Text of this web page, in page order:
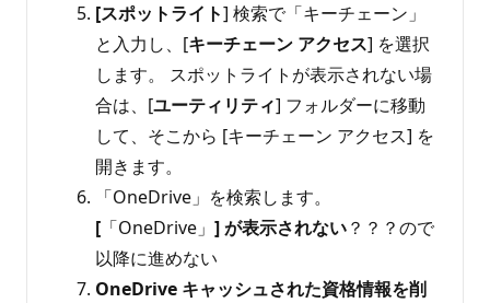
[スポットライト] 検索で「キーチェーン」
と入力し、[キーチェーン アクセス] を選択
します。 スポットライトが表示されない場
合は、[ユーティリティ] フォルダーに移動
して、そこから [キーチェーン アクセス] を
開きます。
「OneDrive」を検索します。
[ 「OneDrive」 ]が表示されない？？？ので
以降に進めない
OneDrive キャッシュされた資格情報を削